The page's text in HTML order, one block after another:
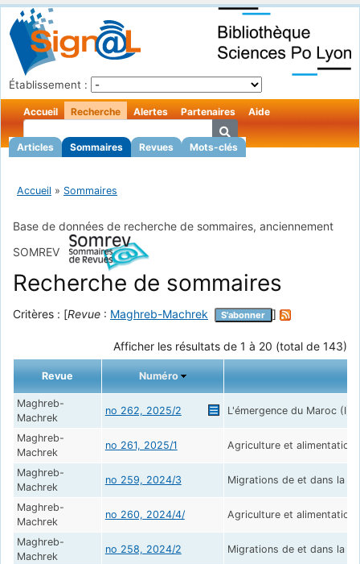
Établissement :
Accueil Recherche
Articles Sommaires Revues Mots-clés
Alertes Partenaires Aide
Accueil » Sommaires
Base de données de recherche de sommaires, anciennement
SOMREV
Recherche de sommaires
Critères : [Revue : Maghreb-Machrek S'abonner ]
Afficher les résultats de 1 à 20 (total de 143)
Revue Numéro
Maghreb-
Machrek
no 262, 2025/2 L'émergence du Maroc
Maghreb-
Machrek
no 261, 2025/1 Agriculture et alimentation
Maghreb-
Machrek
no 259, 2024/3 Migrations de et dans la
Maghreb-
Machrek
no 260, 2024/4/ Agriculture et alimentation
Maghreb-
Machrek
no 258, 2024/2 Migrations de et dans la